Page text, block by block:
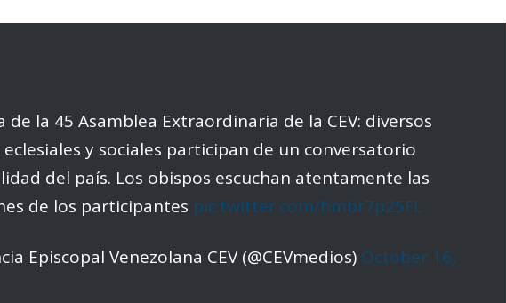
de la 45 Asamblea Extraordinaria de la CEV: diversos
y sociales participan de un conversatorio
del país. Los obispos escuchan atentamente las
de los participantes pic.twitter.com/hmbr7p25FL
Episcopal Venezolana CEV (@CEVmedios) October 16,